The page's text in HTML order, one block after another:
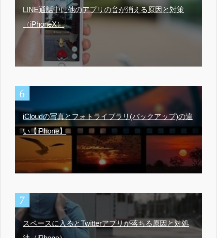
LINE通話中に他のアプリの音が消える原因と対策
（iPhoneX）
iCloudの写真とフォトライブラリ(バックアップ)の違
い【iPhone】
スペースに入るとTwitterアプリが落ちる原因と対処